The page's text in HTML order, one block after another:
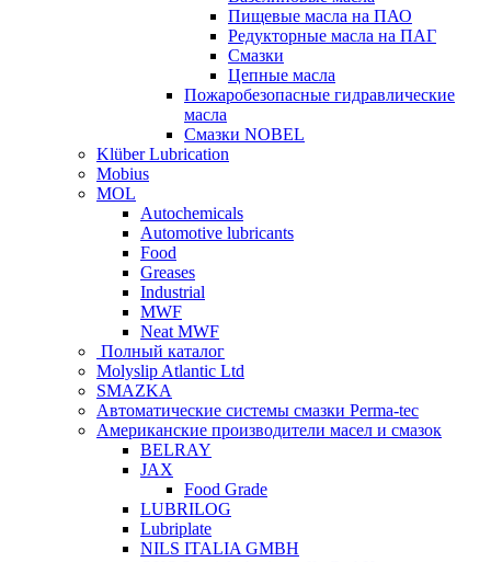
Пищевые масла на ПАО
Редукторные масла на ПАГ
Смазки
Цепные масла
Пожаробезопасные гидравлические
масла
Смазки NOBEL
Klüber Lubrication
Mobius
MOL
Autochemicals
Automotive lubricants
Food
Greases
Industrial
MWF
Neat MWF
Полный каталог
Molyslip Atlantic Ltd
SMAZKA
Автоматические системы смазки Perma-tec
Американские производители масел и смазок
BELRAY
JAX
Food Grade
LUBRILOG
Lubriplate
NILS ITALIA GMBH